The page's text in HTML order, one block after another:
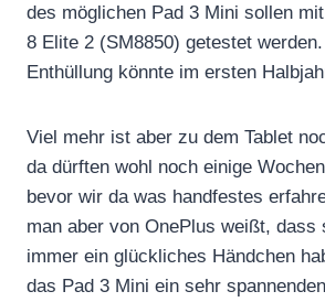
des möglichen Pad 3 Mini sollen
8 Elite 2 (SM8850) getestet
Enthüllung könnte im ersten
Viel mehr ist aber zu dem Tablet
da dürften wohl noch einige
bevor wir da was handfestes
man aber von OnePlus weißt, dass
immer ein glückliches Händchen
das Pad 3 Mini ein sehr